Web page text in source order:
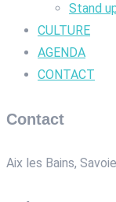
Stand
CULTURE
AGENDA
CONTACT
Contact
Aix les Bains, Savoie